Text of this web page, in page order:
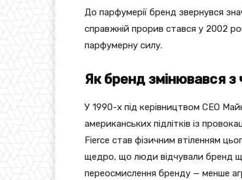
До парфумерії бренд звернувся
справжній прорив стався у 2002
парфумерну силу.
Як бренд змінювався з
У 1990-х під керівництвом CEO
американських підлітків із
Fierce став фізичним втіленням
щедро, що люди відчували бренд
переосмислення бренду — менше